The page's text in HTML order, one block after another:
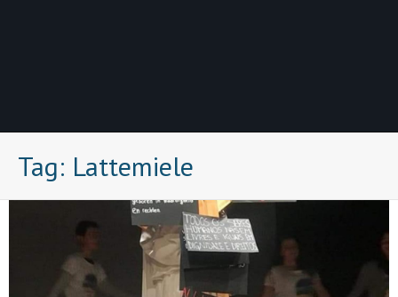
Tag: Lattemiele